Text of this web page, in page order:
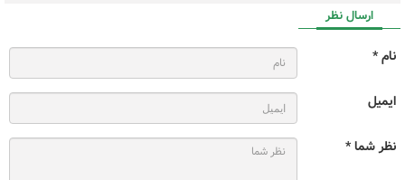
ارسال نظر
نام *
ایمیل
نظر شما *